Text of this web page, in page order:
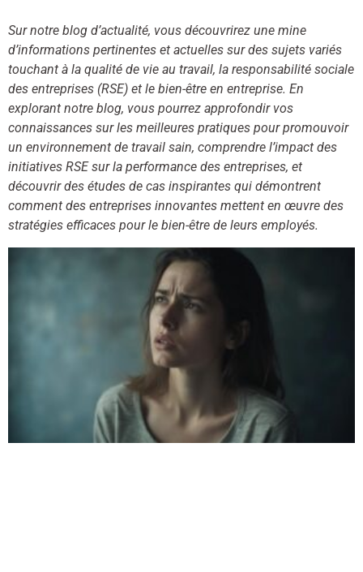
Sur notre blog d’actualité, vous découvrirez une mine
d’informations pertinentes et actuelles sur des sujets variés
touchant à la qualité de vie au travail, la responsabilité sociale
des entreprises (RSE) et le bien-être en entreprise. En
explorant notre blog, vous pourrez approfondir vos
connaissances sur les meilleures pratiques pour promouvoir
un environnement de travail sain, comprendre l’impact des
initiatives RSE sur la performance des entreprises, et
découvrir des études de cas inspirantes qui démontrent
comment des entreprises innovantes mettent en œuvre des
stratégies efficaces pour le bien-être de leurs employés.